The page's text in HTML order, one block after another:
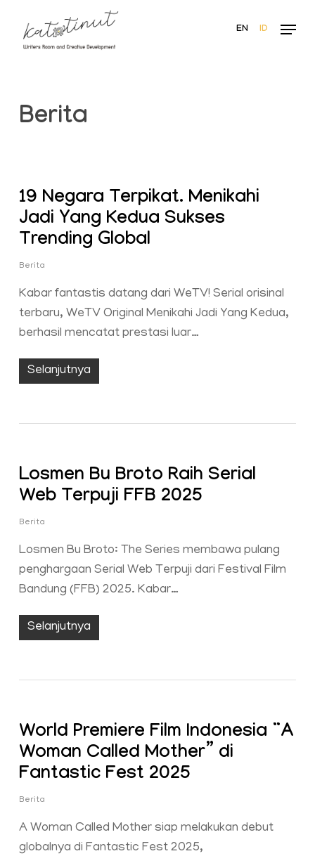
main
EN ID
Menu
Berita
19 Negara Terpikat. Menikahi
Jadi Yang Kedua Sukses
Trending Global
Berita
Kabar fantastis datang dari WeTV! Serial orisinal
terbaru, WeTV Original Menikahi Jadi Yang Kedua,
berhasil mencatat prestasi luar…
Selanjutnya
Losmen Bu Broto Raih Serial
Web Terpuji FFB 2025
Berita
Losmen Bu Broto: The Series membawa pulang
penghargaan Serial Web Terpuji dari Festival Film
Bandung (FFB) 2025. Kabar…
Selanjutnya
World Premiere Film Indonesia “A
Woman Called Mother” di
Fantastic Fest 2025
Berita
A Woman Called Mother siap melakukan debut
globalnya di Fantastic Fest 2025,